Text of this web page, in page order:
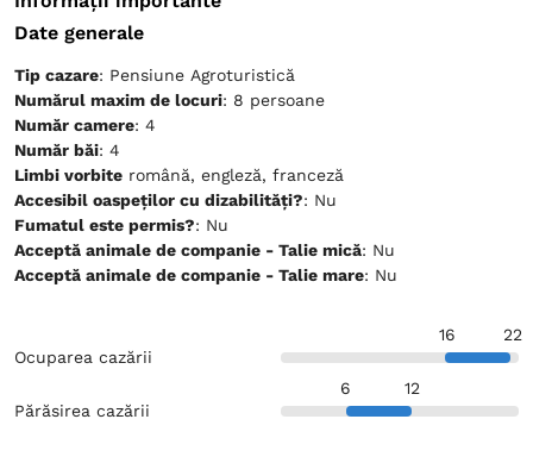
Date generale
Tip cazare: Pensiune Agroturistică
Numărul maxim de locuri: 8 persoane
Număr camere: 4
Număr băi: 4
Limbi vorbite română, engleză, franceză
Accesibil oaspeților cu dizabilități?
: Nu
Fumatul este permis?
: Nu
Acceptă animale de companie - Talie mică
: Nu
Acceptă animale de companie - Talie mare
: Nu
Ocuparea cazării
16 22
Părăsirea cazării
6 12